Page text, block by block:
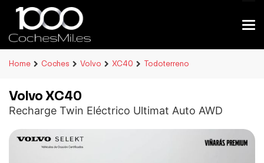
Home Coches Volvo XC40 Todoterreno
Volvo XC40
Recharge Twin Eléctrico Ultimat Auto AWD